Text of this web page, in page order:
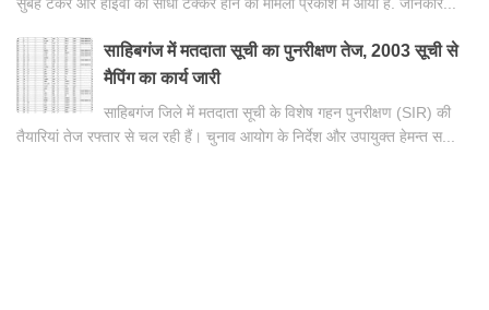
सुबह टैंकर और हाइवा की सीधी टक्कर होने का मामला प्रकाश में आया है. जानकार...
साहिबगंज में मतदाता सूची का पुनरीक्षण तेज, 2003 सूची से
मैपिंग का कार्य जारी
साहिबगंज जिले में मतदाता सूची के विशेष गहन पुनरीक्षण (SIR) की
तैयारियां तेज रफ्तार से चल रही हैं। चुनाव आयोग के निर्देश और उपायुक्त हेमन्त स...